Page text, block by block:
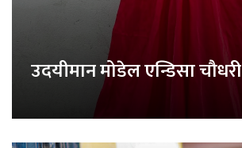
उदयीमान मोडेल एन्डिसा चौधरी